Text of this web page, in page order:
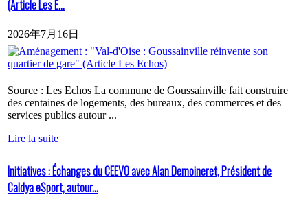
(Article Les E...
2026年7月16日
Source : Les Echos La commune de Goussainville fait construire
des centaines de logements, des bureaux, des commerces et des
services publics autour ...
Lire la suite
Initiatives : Échanges du CEEVO avec Alan Demoineret, Président de
Caldya eSport, autour...